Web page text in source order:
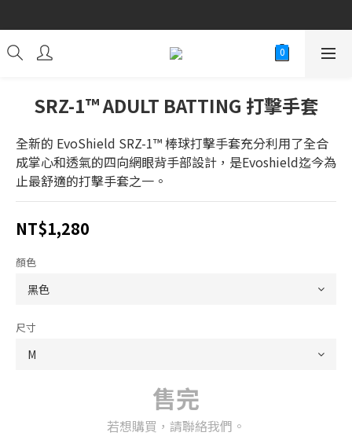
SRZ-1™ ADULT BATTING 打擊手套
全新的 EvoShield SRZ-1™ 棒球打擊手套充分利用了全合
成掌心和透氣的四向網眼背手部設計，是Evoshield迄今為
止最舒適的打擊手套之一。
NT$1,280
顏色
尺寸
售完
若想購買，請聯絡我們。